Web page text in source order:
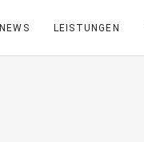
NEWS LEISTUNGEN